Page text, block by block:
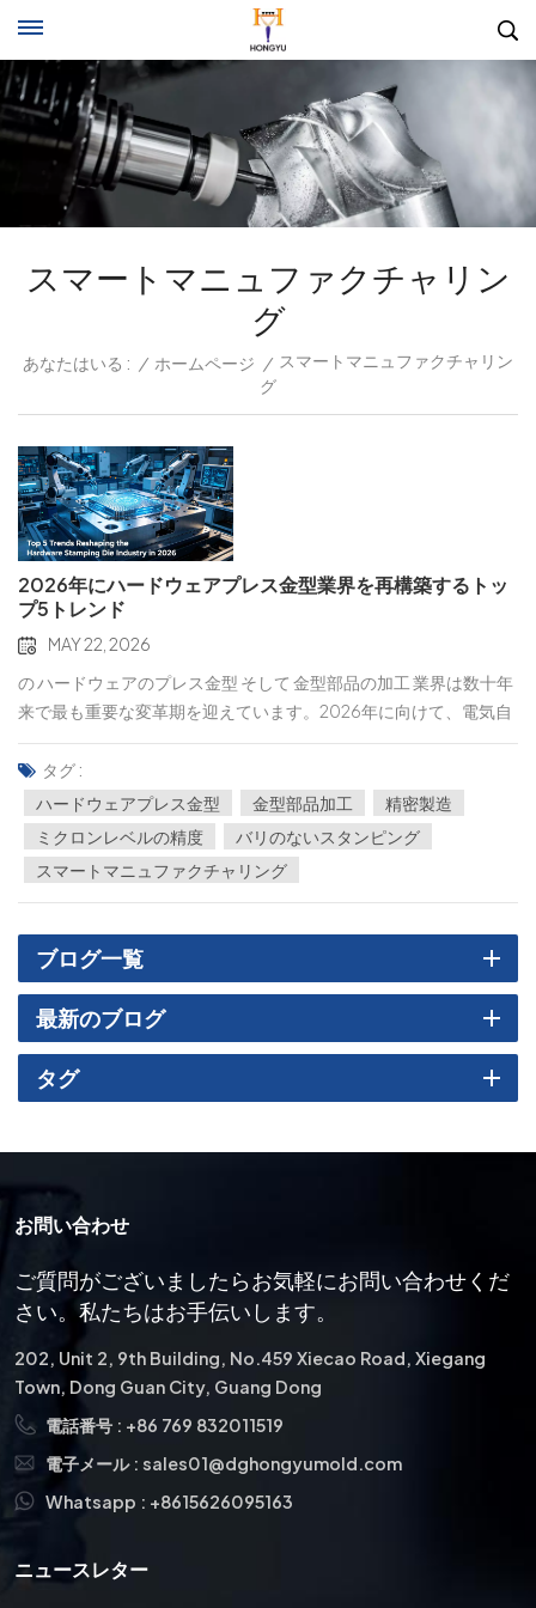
スマートマニュファクチャリン
グ
あなたはいる : / ホームページ / スマートマニュファクチャリン
グ
2026年にハードウェアプレス金型業界を再構築するトッ
プ5トレンド
MAY 22, 2026
の ハードウェアのプレス金型 そして 金型部品の加工 業界は数十年
来で最も重要な変革期を迎えています。2026年に向けて、電気自
動車（EV）や5G通信から高度な家電製品に至るまで、下流の需要
の収束により、「従来の金属加工」から「インテリジェントな」
技術への急速な進化が求められています。 精密製造." 製造業者、エ
ンジニア、調達担当者にとって、これら5つの主要トレンドを理解
することはもはや選択肢ではなく、生き残り、成長するために不
可欠なものとなっている。1. ミクロンレベルの精度が新たな基準と
ンド工具のゴールドスタンダードだったが、2026年には
±0.005mm（5ミクロン）自動車およびエレクトロニクス分野に
おける契約獲得のための事実上の必須条件となりつつある。 運転
手：電気自動車（EV）用バッテリーケース、マイクロコネクタ、
光モジュールなどの部品には、絶対的な寸法安定性が求められま
す。こうしたニーズの高まりを受け、メーカー各社は高性能CNC
外されるケースが増えている。精度は今や、市場参入における二
者択一の門番となっている。 2.「バリのない」ことが必須 「二次
の組立業者は、人件費削減と部品損傷防止のため、手作業による
バリ取り工程を積極的に廃止している。 テクノロジー：達成する
バリのないスタンピング 極度の制御にかかっている パンチ/ダイ ク
リアランス（厳密な研削データベースによって維持される）、優
れた刃先加工（鏡面仕上げの刃先）、そして粉末冶金鋼などの高
性能材料の採用。 その価値：バリのない部品を保証できるサプラ
イヤーは、顧客の総所有コスト（TCO）を直接削減できるため、
リーン生産方式のエコシステムにおいて不可欠なパートナーとな
ります。3．スマートマニュファクチャリングの現実化：AIとデジ
移行しつつある。2026年には、データが最も価値のある原材料と
タグ :
ハードウェアプレス金型
金型部品加工
精密製造
ミクロンレベルの精度
バリのないスタンピング
スマートマニュファクチャリング
ブログ一覧
最新のブログ
タグ
お問い合わせ
ご質問がございましたらお気軽にお問い合わせくだ
さい。私たちはお手伝いします。
202, Unit 2, 9th Building, No.459 Xiecao Road, Xiegang
Town, Dong Guan City, Guang Dong
電話番号 : +86 769 832011519
電子メール : sales01@dghongyumold.com
Whatsapp : +8615626095163
ニュースレター